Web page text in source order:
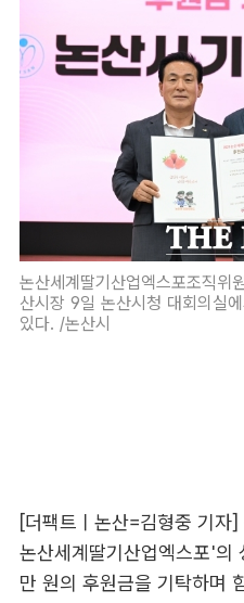
논산세계딸기산업엑스포조직위
산시장 9일 논산시청 대회의실
있다. /논산시
[더팩트ㅣ논산=김형중 기
논산세계딸기산업엑스포'
만 원의 후원금을 기탁하며